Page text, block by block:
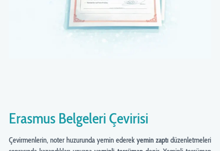
Erasmus Belgeleri Çevirisi
Çevirmenlerin, noter huzurunda yemin ederekyemin zaptı düzenletmeleri